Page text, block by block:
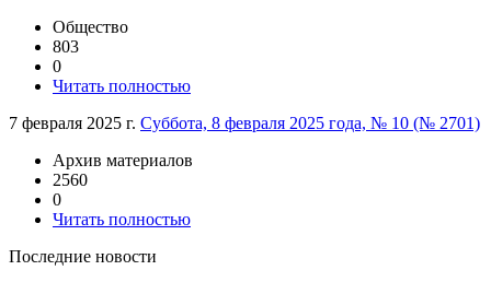
Общество
803
0
Читать полностью
7 февраля 2025 г. Суббота, 8 февраля 2025 года, № 10 (№ 2701)
Архив материалов
2560
0
Читать полностью
Последние новости